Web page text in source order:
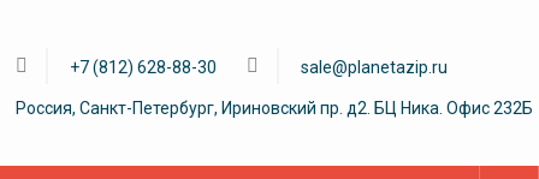
+7 (812) 628-88-30 sale@planetazip.ru
Россия, Санкт-Петербург, Ириновский пр. д2. БЦ Ника. Офис 232Б